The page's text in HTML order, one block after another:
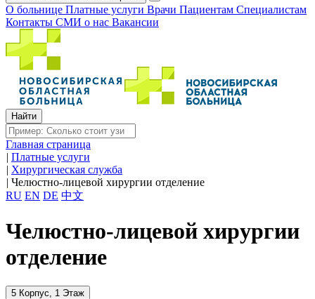
О больнице Платные услуги Врачи Пациентам Специалистам
Контакты СМИ о нас Вакансии
Главная страница
| Платные услуги
| Хирургическая служба
| Челюстно-лицевой хирургии отделение
RU EN DE 中文
Челюстно-лицевой хирургии
отделение
5 Корпус, 1 Этаж